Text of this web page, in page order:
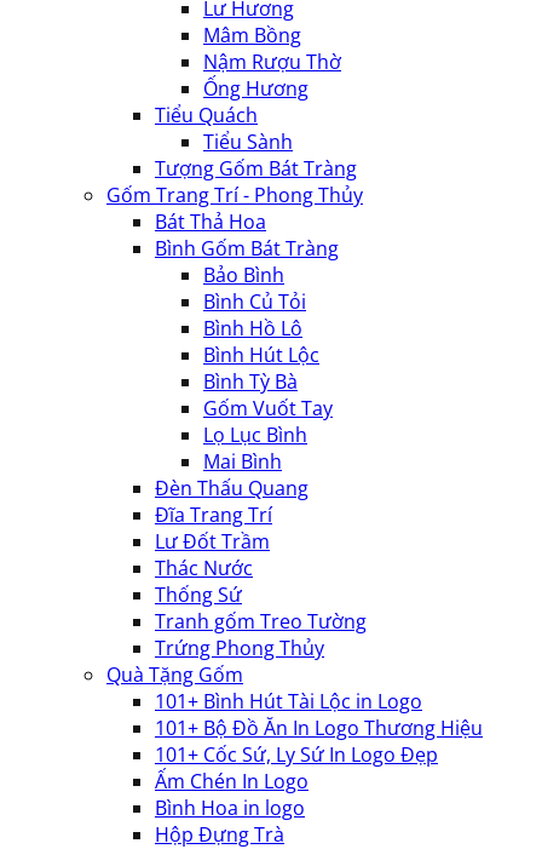
Lư Hương
Mâm Bồng
Nậm Rượu Thờ
Ống Hương
Tiểu Quách
Tiểu Sành
Tượng Gốm Bát Tràng
Gốm Trang Trí - Phong Thủy
Bát Thả Hoa
Bình Gốm Bát Tràng
Bảo Bình
Bình Củ Tỏi
Bình Hồ Lô
Bình Hút Lộc
Bình Tỳ Bà
Gốm Vuốt Tay
Lọ Lục Bình
Mai Bình
Đèn Thấu Quang
Đĩa Trang Trí
Lư Đốt Trầm
Thác Nước
Thống Sứ
Tranh gốm Treo Tường
Trứng Phong Thủy
Quà Tặng Gốm
101+ Bình Hút Tài Lộc in Logo
101+ Bộ Đồ Ăn In Logo Thương Hiệu
101+ Cốc Sứ, Ly Sứ In Logo Đẹp
Ấm Chén In Logo
Bình Hoa in logo
Hộp Đựng Trà